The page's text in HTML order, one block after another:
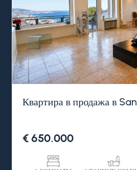
в Санремо, Западная Лигурия,
прихожей, гостиной со
спален, 2 ванных комнат
террасы на крыше с
видом на Лигурийское море
Также, имеется большой
гаражный бокс с крытыми
Квартира в продажа в
€ 650.000